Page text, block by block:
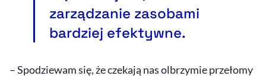
zarządzanie zasobami
bardziej efektywne.
– Spodziewam się, że czekają nas olbrzymie przełomy